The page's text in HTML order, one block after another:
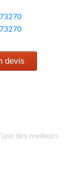
73270
73270
devis
des meilleurs